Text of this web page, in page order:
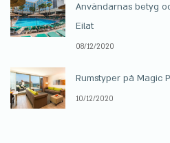
Användarnas betyg
Eilat
08/12/2020
Rumstyper på Magic
10/12/2020